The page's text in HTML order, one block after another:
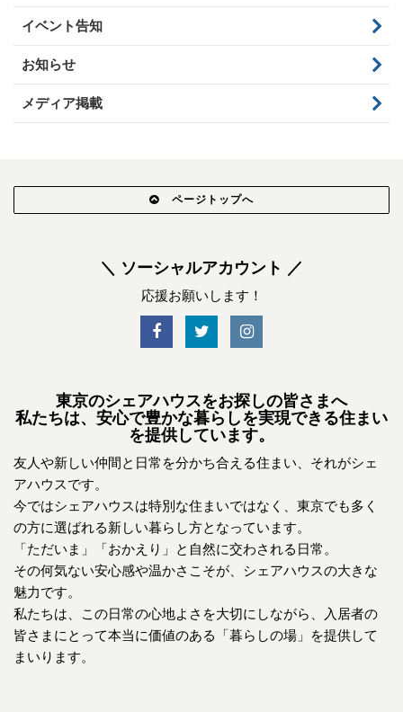
イベント告知
お知らせ
メディア掲載
ページトップへ
＼ ソーシャルアカウント ／
応援お願いします！
東京のシェアハウスをお探しの皆さまへ
私たちは、安心で豊かな暮らしを実現できる住まい
を提供しています。
友人や新しい仲間と日常を分かち合える住まい、それがシェ
アハウスです。
今ではシェアハウスは特別な住まいではなく、東京でも多く
の方に選ばれる新しい暮らし方となっています。
「ただいま」「おかえり」と自然に交わされる日常。
その何気ない安心感や温かさこそが、シェアハウスの大きな
魅力です。
私たちは、この日常の心地よさを大切にしながら、入居者の
皆さまにとって本当に価値のある「暮らしの場」を提供して
まいります。